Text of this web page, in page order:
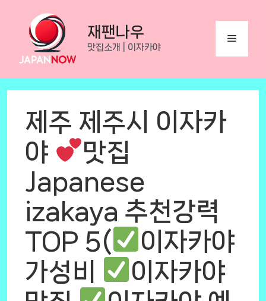
content
재팬나우
맛집소개 | 이자카야
Menu
제주 제주시 이자카
야
맛집
Japanese
izakaya 추천강력
TOP 5(
이자카야
가성비
이자카야